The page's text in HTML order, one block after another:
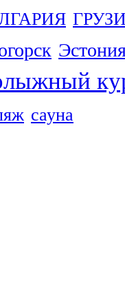
сауна